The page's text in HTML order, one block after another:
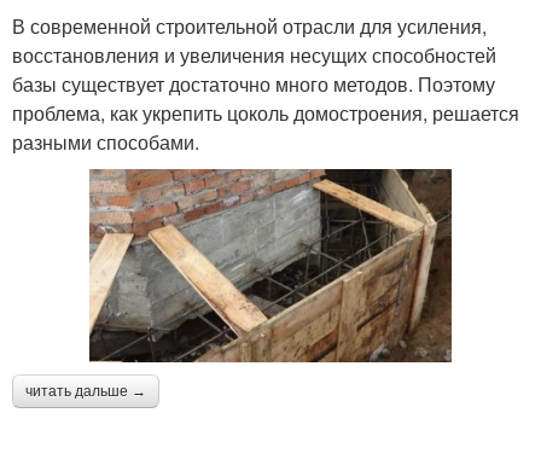
В современной строительной отрасли для усиления,
восстановления и увеличения несущих способностей
базы существует достаточно много методов. Поэтому
проблема, как укрепить цоколь домостроения, решается
разными способами.
читать дальше →